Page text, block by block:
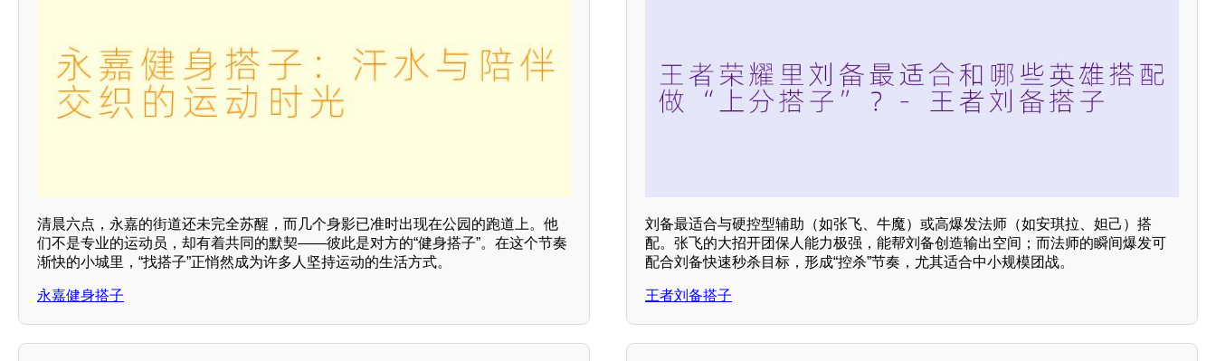
清晨六点，永嘉的街道还未完全苏醒，而几个身影已准时出现在公园的跑道上。他
们不是专业的运动员，却有着共同的默契——彼此是对方的“健身搭子”。在这个节奏
渐快的小城里，“找搭子”正悄然成为许多人坚持运动的生活方式。
永嘉健身搭子
刘备最适合与硬控型辅助（如张飞、牛魔）或高爆发法师（如安琪拉、妲己）搭
配。张飞的大招开团保人能力极强，能帮刘备创造输出空间；而法师的瞬间爆发可
配合刘备快速秒杀目标，形成“控杀”节奏，尤其适合中小规模团战。
王者刘备搭子